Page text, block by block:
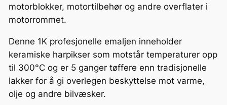
E
n
m
e
l
S
a
motorblokker, motortilbehør og andre overflater i
motorrommet.
Denne 1K profesjonelle emaljen inneholder
keramiske harpikser som motstår temperaturer opp
til 300°C og er 5 ganger tøffere enn tradisjonelle
lakker for å gi overlegen beskyttelse mot varme,
olje og andre bilvæsker.